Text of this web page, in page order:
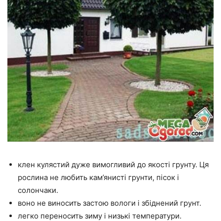
клен кулястий дуже вимогливий до якості грунту. Ця
рослина не любить кам’янисті грунти, пісок і
солончаки.
воно не виносить застою вологи і збіднений грунт.
легко переносить зиму і низькі температури.